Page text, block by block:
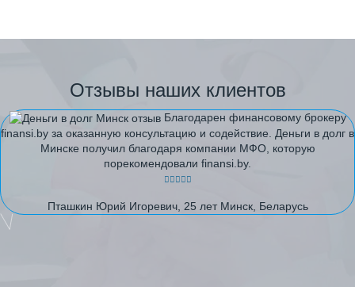
Отзывы наших клиентов
Благодарен финансовому брокеру
finansi.by за оказанную консультацию и содействие. Деньги в долг в
Минске получил благодаря компании МФО, которую
порекомендовали finansi.by.
Пташкин Юрий Игоревич, 25 лет Минск, Беларусь